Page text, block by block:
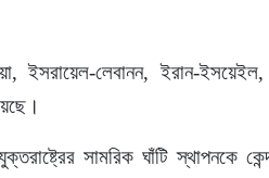
ইসরায়েল-লেবানন, ইরান-
সামরিক ঘাঁটি স্থাপনকে